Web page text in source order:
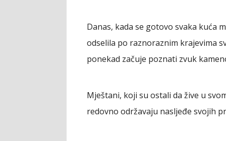
Danas, kada se gotovo svaka kuća
odselila po raznoraznim krajevima
ponekad začuje poznati zvuk
Mještani, koji su ostali da žive u
redovno održavaju nasljeđe svojih